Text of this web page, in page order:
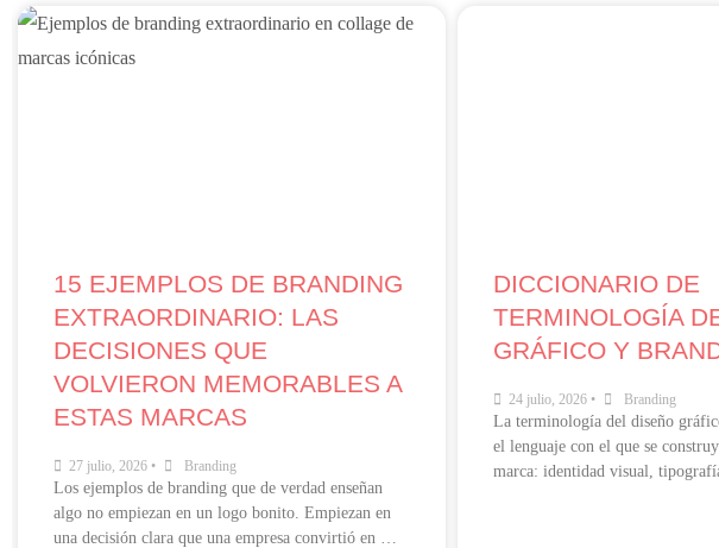
15 EJEMPLOS DE BRANDING
EXTRAORDINARIO: LAS
DECISIONES QUE
VOLVIERON MEMORABLES A
ESTAS MARCAS
27 julio, 2026 • Branding
Los ejemplos de branding que de verdad enseñan
algo no empiezan en un logo bonito. Empiezan en
una decisión clara que una empresa convirtió en …
DICCIONARIO DE
TERMINOLOGÍA
GRÁFICO Y
24 julio, 2026 • Branding
La terminología del diseño
el lenguaje con el que se
marca: identidad visual,